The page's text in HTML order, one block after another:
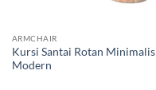
ARMCHAIR
Kursi Santai Rotan Minimalis
Modern